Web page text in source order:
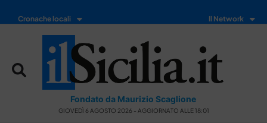
Cronache locali Il Network
Fondato da Maurizio Scaglione
GIOVEDÌ 6 AGOSTO 2026 - AGGIORNATO ALLE 18:01